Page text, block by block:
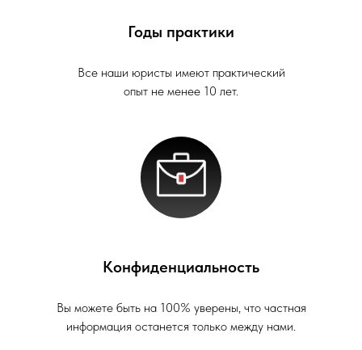
Годы практики
Все наши юристы имеют практический
опыт не менее 10 лет.
Конфиденциальность
Вы можете быть на 100% уверены, что частная
информация останется только между нами.